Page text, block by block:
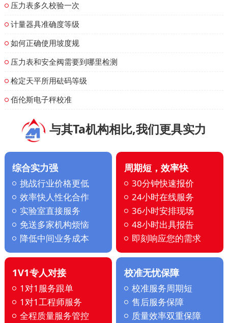
压力表多久校验一次
计量器具准确度等级
如何正确使用坡度规
压力表和安全阀需要到哪里检测
检定天平所用砝码等级
佰伦斯电子秤校准
与其Ta机构相比,我们更具实力
综合实力强
挑战行业价格更低
效率快人性化合作
实验室直接服务
免送多家机构烦恼
降低中间业务成本
周期短，效率快
30分钟快速报价
24小时在线服务
36小时安排现场
48小时出具报告
即刻响应您的需求
1V1专人对接
1对1服务跟单
1对1工程师服务
全程质量服务管控
校准无忧保障
校准服务周期短
售后服务保障
质量效率双重保障